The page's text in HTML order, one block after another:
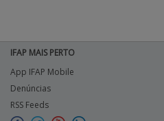
IFAP MAIS PERTO
App IFAP Mobile
Denúncias
RSS Feeds